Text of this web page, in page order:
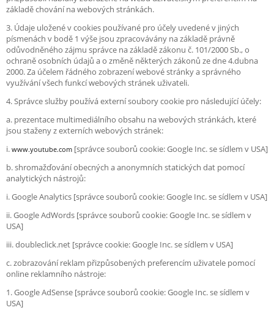
základě chování na webových stránkách.
3. Údaje uložené v cookies používané pro účely uvedené v jiných
písmenách v bodě 1 výše jsou zpracovávány na základě právně
odůvodněného zájmu správce na základě zákonu č. 101/2000 Sb., o
ochraně osobních údajů a o změně některých zákonů ze dne 4.dubna
2000. Za účelem řádného zobrazení webové stránky a správného
využívání všech funkcí webových stránek uživateli.
4. Správce služby používá externí soubory cookie pro následující účely:
a. prezentace multimediálního obsahu na webových stránkách, které
jsou staženy z externích webových stránek:
i. www.youtube.com [správce souborů cookie: Google Inc. se sídlem v USA]
b. shromažďování obecných a anonymních statických dat pomocí
analytických nástrojů:
i. Google Analytics [správce souborů cookie: Google Inc. se sídlem v USA]
ii. Google AdWords [správce souborů cookie: Google Inc. se sídlem v
USA]
iii. doubleclick.net [správce cookie: Google Inc. se sídlem v USA]
c. zobrazování reklam přizpůsobených preferencím uživatele pomocí
online reklamního nástroje:
1. Google AdSense [správce souborů cookie: Google Inc. se sídlem v
USA]